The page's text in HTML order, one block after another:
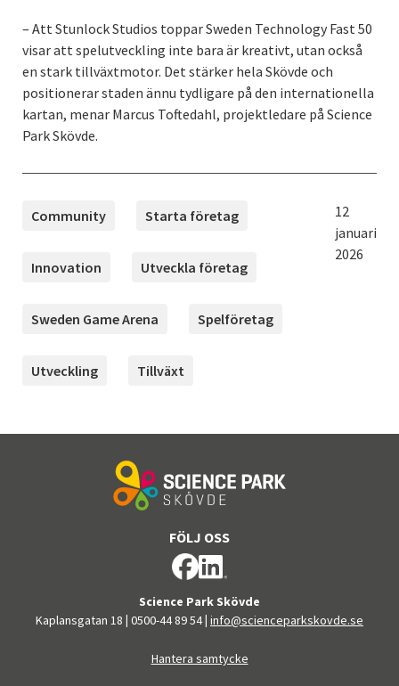
– Att Stunlock Studios toppar Sweden Technology Fast 50
visar att spelutveckling inte bara är kreativt, utan också
en stark tillväxtmotor. Det stärker hela Skövde och
positionerar staden ännu tydligare på den internationella
kartan, menar Marcus Toftedahl, projektledare på Science
Park Skövde.
TAGGAR
Community Starta företag
Innovation Utveckla företag
Sweden Game Arena Spelföretag
Utveckling Tillväxt
12
januari
2026
Science Park Skövde
Kaplansgatan 18 | 0500-44 89 54| info@scienceparkskovde.se
Hantera samtycke
FÖLJ OSS